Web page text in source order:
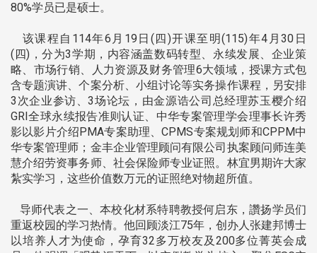
80%学员已是硕士。
该课程自114年6月19日(四)开课至明(115)年4月30日
(四)，分为3学期，内容涵盖数码转型、永续发展、企业策
略、市场行销、人力资源及财务管理6大领域，授课方式包
含专题演讲、个案分析、小组讨论等实务操作课程，另安排
3次企业参访、3场论坛，由金源诰公司总经理苏玉樱介绍
GRI全球永续报告准则认证、中华专案管理学会理事长许秀
影以影片介绍PMA专案助理、CPMS专案规划师和CPPM中
华专案管理师；金丰企业管理顾问有限公司执案顾问师连美
慧介绍劳资事务师、社会保险师专业证照。林宜男期许大家
紮实学习，这些价值数万元的证照绝对物超所值。
导师代表之一、本校化材系特聘教授何启东，讚扬学员们
重返校园的学习热情。他回顾淡江75年，创办人张建邦博士
以培养人才为使命，孕育32多万校友及200多位菁英会成